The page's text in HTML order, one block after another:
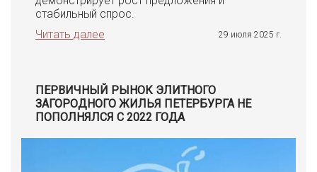
стабильный спрос.
Читать далее
29 июля 2025 г.
ПЕРВИЧНЫЙ РЫНОК ЭЛИТНОГО
ЗАГОРОДНОГО ЖИЛЬЯ ПЕТЕРБУРГА НЕ
ПОПОЛНЯЛСЯ С 2022 ГОДА